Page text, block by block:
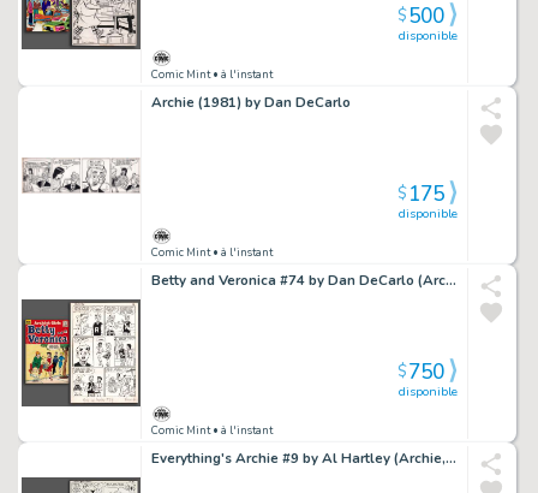
Comic Mint• à l'instant
disponible
$500
Archie (1981) by Dan DeCarlo
Comic Mint• à l'instant
disponible
$175
Betty and Veronica #74 by Dan DeCarlo (Archie, 1962)
Comic Mint• à l'instant
disponible
$750
Everything's Archie #9 by Al Hartley (Archie, 1970)